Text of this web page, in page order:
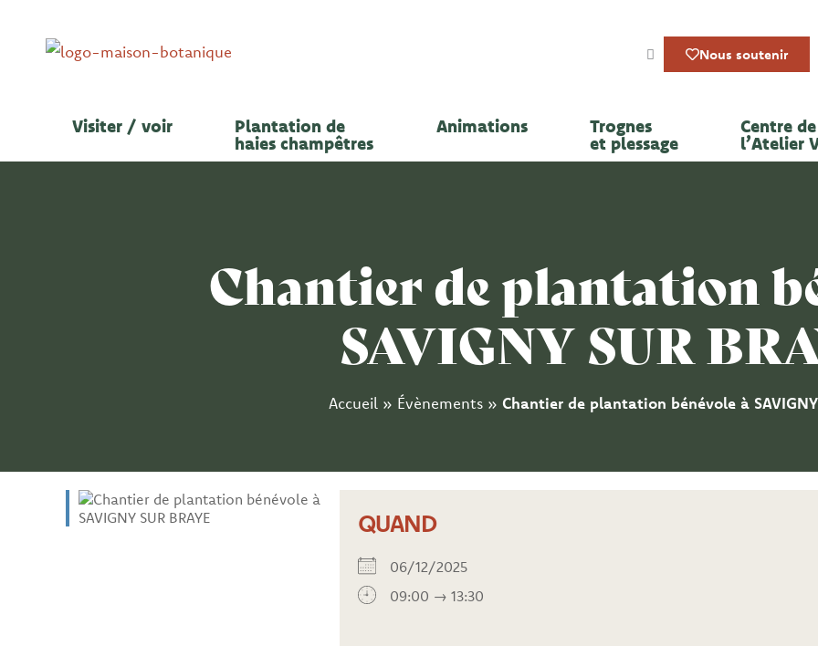
Nous soutenir
Visiter / voir Plantation de
haies champêtres
Animations Trognes
et plessage
Centre
l’Atelier
Chantier de plantation
SAVIGNY SUR
Accueil » Évènements» Chantier de plantation bénévole à SAVIGNY
QUAND
06/12/2025
09:00 → 13:30